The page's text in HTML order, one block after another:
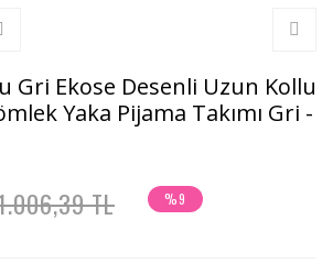
Gri Ekose Desenli Uzun Kollu
Yaka Pijama Takımı Gri -
TL %9